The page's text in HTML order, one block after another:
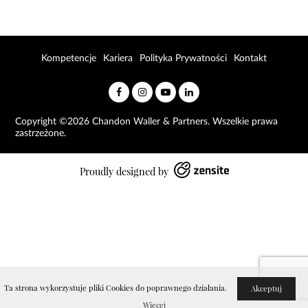
Ta strona wykorzystuje pliki Cookies do poprawnego działania.
Akceptuj
Więcej
Copyright ©2026 Chandon Waller & Partners. Wszelkie prawa
zastrzeżone.
Kompetencje Kariera Polityka Prywatności Kontakt
Proudly designed by